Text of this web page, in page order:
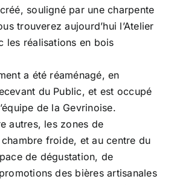
souligné par une charpente
trouverez aujourd’hui l’Atelier
les réalisations en bois
a été réaménagé, en
du Public, et est occupé
de la Gevrinoise.
autres, les zones de
froide, et au centre du
de dégustation, de
des bières artisanales